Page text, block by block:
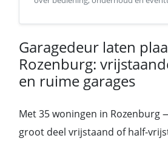
Garagedeur laten
Rozenburg:
en ruime garages
Met 35 woningen in Rozenburg
groot deel vrijstaand of half-